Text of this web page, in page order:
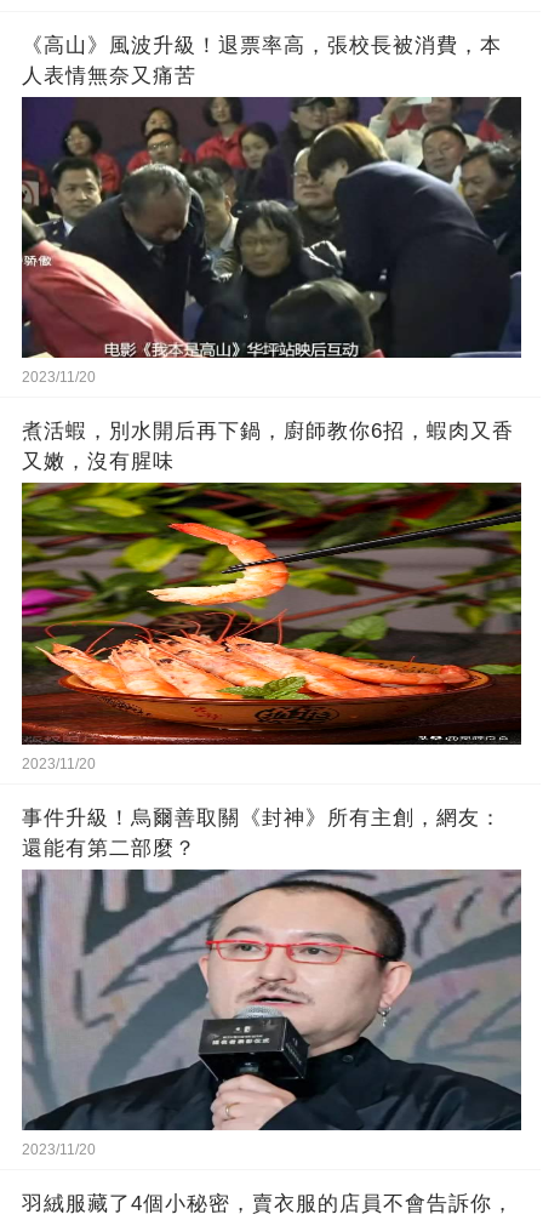
《高山》風波升級！退票率高，張校長被消費，本
人表情無奈又痛苦
2023/11/20
煮活蝦，別水開后再下鍋，廚師教你6招，蝦肉又香
又嫩，沒有腥味
2023/11/20
事件升級！烏爾善取關《封神》所有主創，網友：
還能有第二部麼？
2023/11/20
羽絨服藏了4個小秘密，賣衣服的店員不會告訴你，